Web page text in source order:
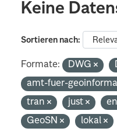
Keine
Sortieren nach
Formate: DWG
amt-fuer-
tran
just
GeoSN
lokal